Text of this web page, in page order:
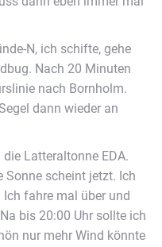
N, ich schifte, gehe
Nach 20 Minuten
nach Bornholm.
dann wieder an
Latteraltonne EDA.
Sonne scheint jetzt. Ich
fahre mal über und
bis 20:00 Uhr sollte ich
nur mehr Wind könnte